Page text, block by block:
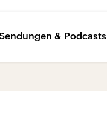
& Podcasts